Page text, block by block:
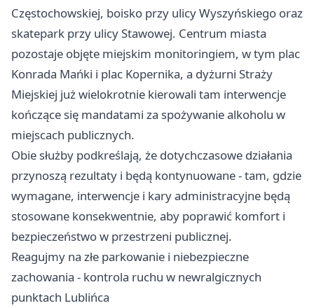
Częstochowskiej, boisko przy ulicy Wyszyńskiego oraz
skatepark przy ulicy Stawowej. Centrum miasta
pozostaje objęte miejskim monitoringiem, w tym plac
Konrada Mańki i plac Kopernika, a dyżurni Straży
Miejskiej już wielokrotnie kierowali tam interwencje
kończące się mandatami za spożywanie alkoholu w
miejscach publicznych.
Obie służby podkreślają, że dotychczasowe działania
przynoszą rezultaty i będą kontynuowane - tam, gdzie
wymagane, interwencje i kary administracyjne będą
stosowane konsekwentnie, aby poprawić komfort i
bezpieczeństwo w przestrzeni publicznej.
Reagujmy na złe parkowanie i niebezpieczne
zachowania - kontrola ruchu w newralgicznych
punktach Lublińca